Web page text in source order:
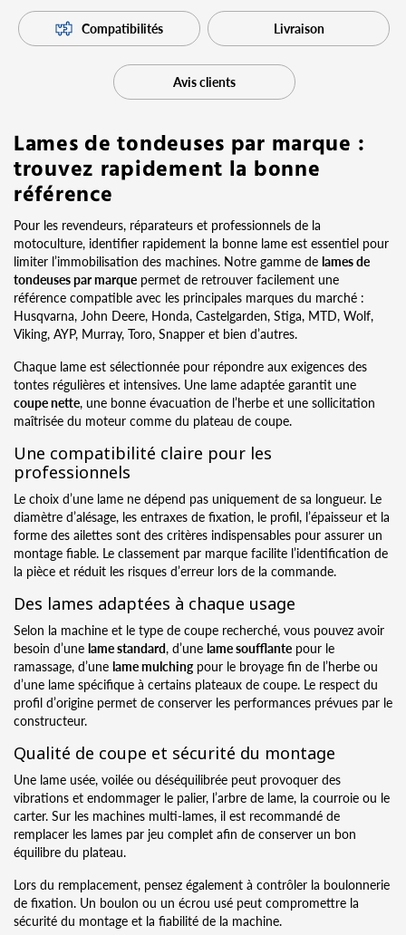
Compatibilités Livraison
Avis clients
Lames de tondeuses par marque :
trouvez rapidement la bonne
référence
Pour les revendeurs, réparateurs et professionnels de la
motoculture, identifier rapidement la bonne lame est essentiel pour
limiter l’immobilisation des machines. Notre gamme de lames de
tondeuses par marque permet de retrouver facilement une
référence compatible avec les principales marques du marché :
Husqvarna, John Deere, Honda, Castelgarden, Stiga, MTD, Wolf,
Viking, AYP, Murray, Toro, Snapper et bien d’autres.
Chaque lame est sélectionnée pour répondre aux exigences des
tontes régulières et intensives. Une lame adaptée garantit une
coupe nette, une bonne évacuation de l’herbe et une sollicitation
maîtrisée du moteur comme du plateau de coupe.
Une compatibilité claire pour les
professionnels
Le choix d’une lame ne dépend pas uniquement de sa longueur. Le
diamètre d’alésage, les entraxes de fixation, le profil, l’épaisseur et la
forme des ailettes sont des critères indispensables pour assurer un
montage fiable. Le classement par marque facilite l’identification de
la pièce et réduit les risques d’erreur lors de la commande.
Des lames adaptées à chaque usage
Selon la machine et le type de coupe recherché, vous pouvez avoir
besoin d’une lame standard, d’une lame soufflante pour le
ramassage, d’une lame mulchingpour le broyage fin de l’herbe ou
d’une lame spécifique à certains plateaux de coupe. Le respect du
profil d’origine permet de conserver les performances prévues par le
constructeur.
Qualité de coupe et sécurité du montage
Une lame usée, voilée ou déséquilibrée peut provoquer des
vibrations et endommager le palier, l’arbre de lame, la courroie ou le
carter. Sur les machines multi-lames, il est recommandé de
remplacer les lames par jeu complet afin de conserver un bon
équilibre du plateau.
Lors du remplacement, pensez également à contrôler la boulonnerie
de fixation. Un boulon ou un écrou usé peut compromettre la
sécurité du montage et la fiabilité de la machine.